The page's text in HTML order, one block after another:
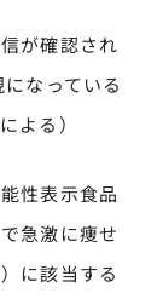
が確認され
なっている
よる）
性表示食品
急激に痩せ
に該当する